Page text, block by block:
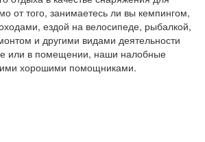
от того, занимаетесь ли вы кемпингом,
ездой на велосипеде, рыбалкой,
и другими видами деятельности
или в помещении, наши налобные
хорошими помощниками.